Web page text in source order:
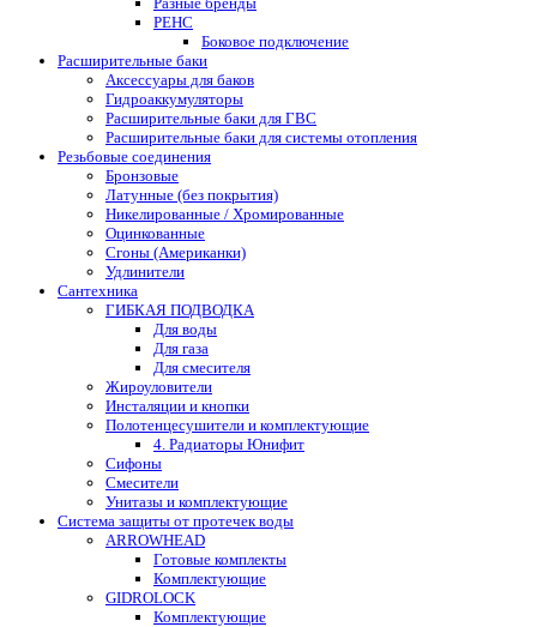
РЕНС
Боковое подключение
Расширительные баки
Аксессуары для баков
Гидроаккумуляторы
Расширительные баки для ГВС
Расширительные баки для системы отопления
Резьбовые соединения
Бронзовые
Латунные (без покрытия)
Никелированные / Хромированные
Оцинкованные
Сгоны (Американки)
Удлинители
Сантехника
ГИБКАЯ ПОДВОДКА
Для воды
Для газа
Для смесителя
Жироуловители
Инсталяции и кнопки
Полотенцесушители и комплектующие
4. Радиаторы Юнифит
Сифоны
Смесители
Унитазы и комплектующие
Система защиты от протечек воды
ARROWHEAD
Готовые комплекты
Комплектующие
GIDROLOCK
Комплектующие